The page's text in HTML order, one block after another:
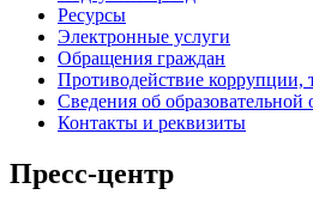
Ресурсы
Электронные услуги
Обращения граждан
Противодействие коррупции,
Сведения об образовательной
Контакты и реквизиты
Пресс-центр